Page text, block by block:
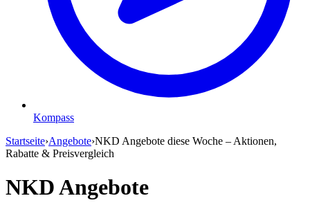
Kompass
Startseite›Angebote›NKD Angebote diese Woche – Aktionen,
Rabatte & Preisvergleich
NKD Angebote